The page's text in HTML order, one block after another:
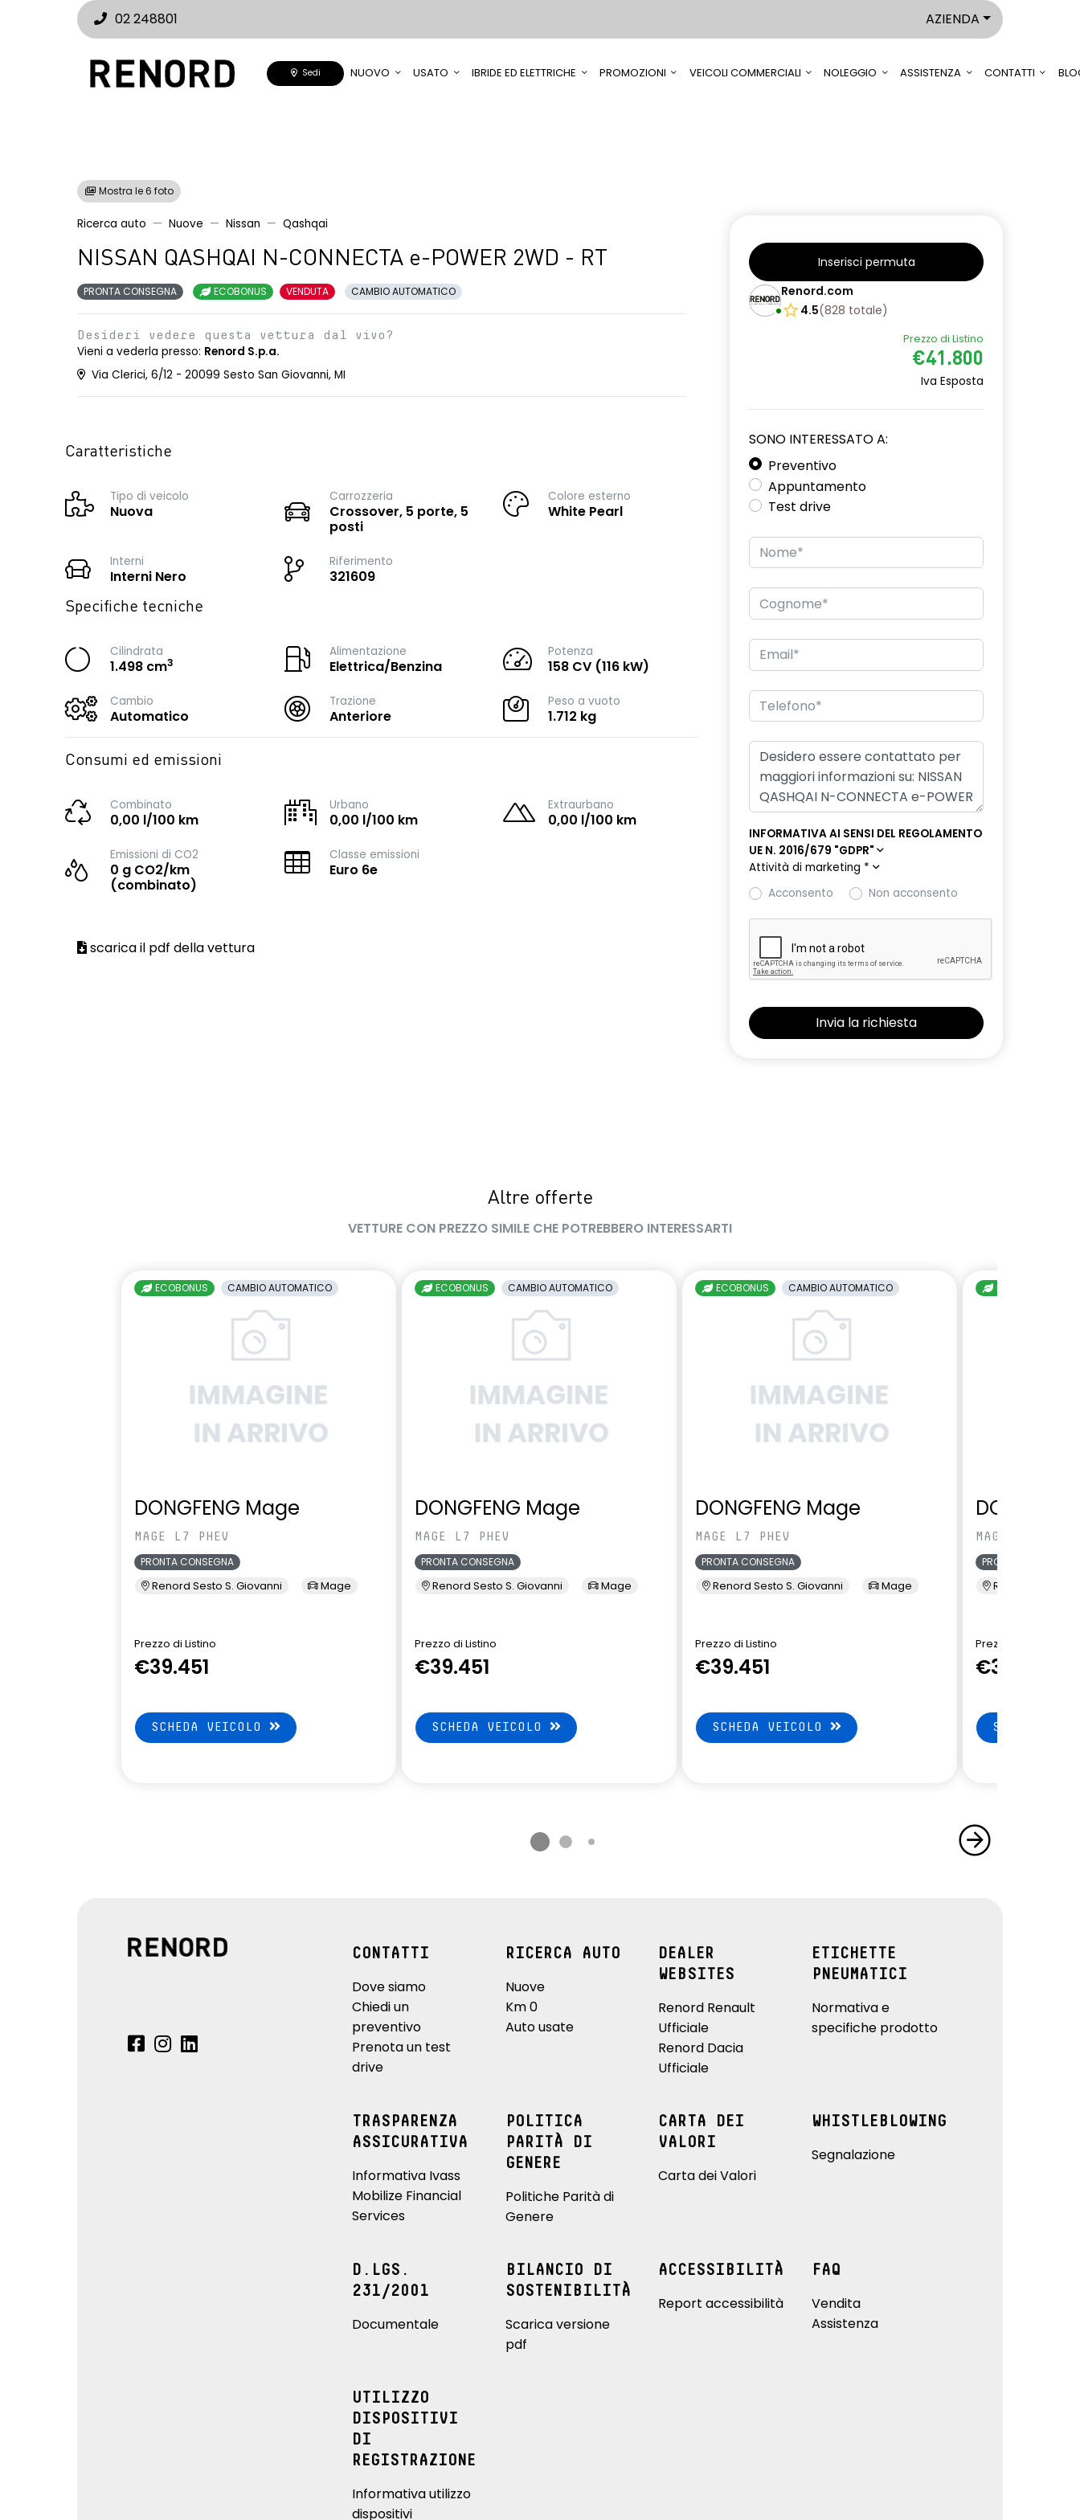
02 248801 AZIENDA
Sedi NUOVO USATO IBRIDE ED ELETTRICHE PROMOZIONI VEICOLI COMMERCIALI NOLEGGIO ASSISTENZA CONTATTI
Mostra le 6 foto
Ricerca auto Nuove Nissan Qashqai
NISSAN QASHQAI N-CONNECTA e-POWER 2WD - RT
PRONTA CONSEGNA ECOBONUS VENDUTA CAMBIO AUTOMATICO
Desideri vedere questa vettura dal vivo?
Vieni a vederla presso: Renord S.p.a.
Via Clerici, 6/12 - 20099 Sesto San Giovanni, MI
Caratteristiche
Tipo di veicolo
Nuova
Carrozzeria
Crossover, 5 porte, 5
posti
Colore esterno
White Pearl
Interni
Interni Nero
Riferimento
321609
Specifiche tecniche
Cilindrata
1.498 cm3
Alimentazione
Elettrica/Benzina
Potenza
158 CV (116 kW)
Cambio
Automatico
Trazione
Anteriore
Peso a vuoto
1.712 kg
Consumi ed emissioni
Combinato
0,00 l/100 km
Urbano
0,00 l/100 km
Extraurbano
0,00 l/100 km
Emissioni di CO2
0 g CO2/km
(combinato)
Classe emissioni
Euro 6e
scarica il pdf della vettura
Inserisci permuta
Renord.com
4.5(828 totale)
Prezzo di Listino
€41.800
Iva Esposta
SONO INTERESSATO A:
Preventivo
Appuntamento
Test drive
INFORMATIVA AI SENSI DEL REGOLAMENTO
UE N. 2016/679 "GDPR"
Attività di marketing *
Acconsento
Non acconsento
Altre offerte
VETTURE CON PREZZO SIMILE CHE POTREBBERO INTERESSARTI
ECOBONUS CAMBIO AUTOMATICO
DONGFENG Mage
MAGE L7 PHEV
PRONTA CONSEGNA
Renord Sesto S. Giovanni Mage
Prezzo di Listino
€39.451
SCHEDA VEICOLO
ECOBONUS CAMBIO AUTOMATICO
DONGFENG Mage
MAGE L7 PHEV
PRONTA CONSEGNA
Renord Sesto S. Giovanni Mage
Prezzo di Listino
€39.451
SCHEDA VEICOLO
ECOBONUS CAMBIO AUTOMATICO
DONGFENG Mage
MAGE L7 PHEV
PRONTA CONSEGNA
Renord Sesto S. Giovanni Mage
Prezzo di Listino
€39.451
SCHEDA VEICOLO
ECOBONUS
MAGE L7 PHEV
PRONTA CONSEGNA
Renord Sesto S.
Prezzo di Listino
€39.451
SCHEDA
CONTATTI
Dove siamo
Chiedi un
preventivo
Prenota un test
drive
RICERCA AUTO
Nuove
Km 0
Auto usate
DEALER
WEBSITES
Renord Renault
Ufficiale
Renord Dacia
Ufficiale
ETICHETTE
PNEUMATICI
Normativa e
specifiche prodotto
TRASPARENZA
ASSICURATIVA
Informativa Ivass
Mobilize Financial
Services
POLITICA
PARITÀ DI
GENERE
Politiche Parità di
Genere
CARTA DEI
VALORI
Carta dei Valori
WHISTLEBLOWING
Segnalazione
D.LGS.
231/2001
Documentale
BILANCIO DI
SOSTENIBILITÀ
Scarica versione
pdf
ACCESSIBILITÀ
Report accessibilità
FAQ
Vendita
Assistenza
UTILIZZO
DISPOSITIVI
DI
REGISTRAZIONE
Informativa utilizzo
dispositivi